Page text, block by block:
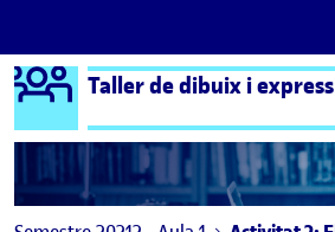
Saltar al contingut
Logo Ágora